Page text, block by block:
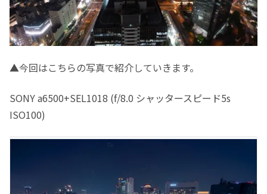
▲今回はこちらの写真で紹介していきます。
SONY a6500+SEL1018 (f/8.0 シャッタースピード5s
ISO100)